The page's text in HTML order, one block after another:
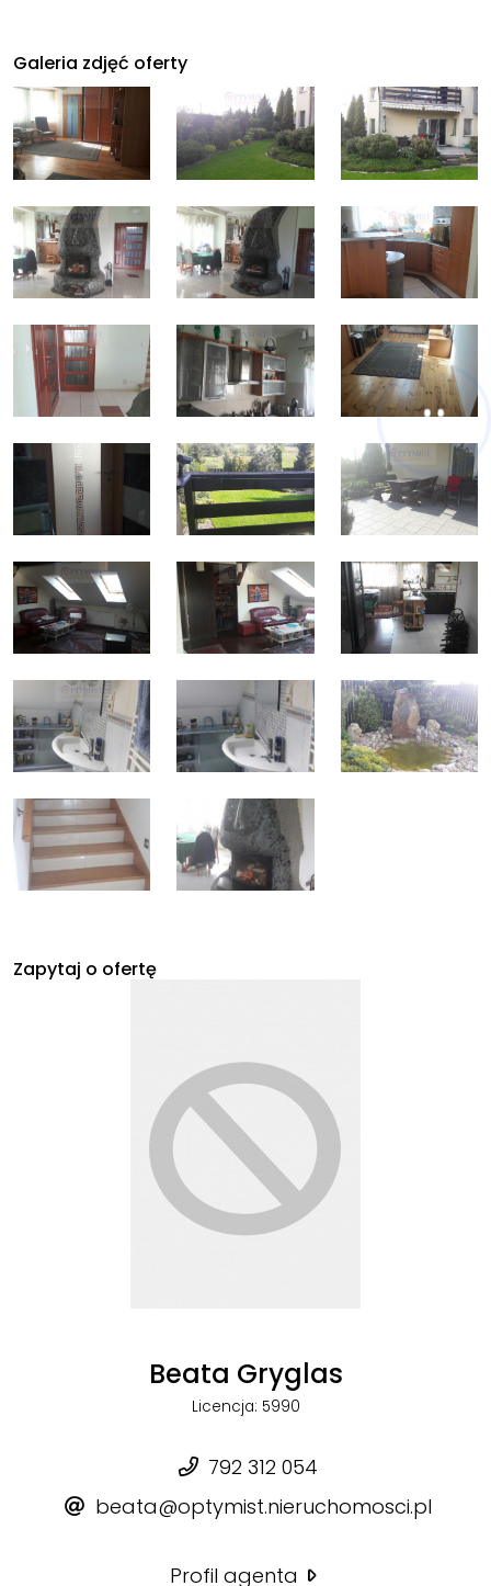
Galeria zdjęć oferty
Zapytaj o ofertę
Beata Gryglas
Licencja: 5990
792 312 054
beata@optymist.nieruchomosci.pl
Profil agenta